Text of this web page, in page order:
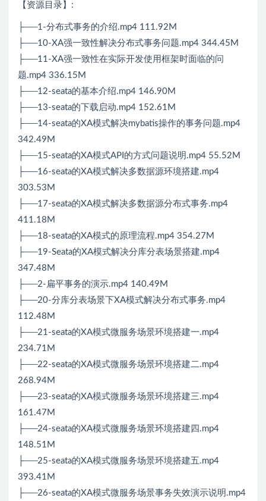
【资源目录】:
├──1-分布式事务的介绍.mp4 111.92M
├──10-XA强一致性解决分布式事务问题.mp4 344.45M
├──11-XA强一致性在实际开发使用框架时面临的问
题.mp4 336.15M
├──12-seata的基本介绍.mp4 146.90M
├──13-seata的下载启动.mp4 152.61M
├──14-seata的XA模式解决mybatis操作的事务问题.mp4
342.49M
├──15-seata的XA模式API的方式问题说明.mp4 55.52M
├──16-seata的XA模式解决多数据源环境搭建.mp4
303.53M
├──17-seata的XA模式解决多数据源分布式事务.mp4
411.18M
├──18-seata的XA模式的原理流程.mp4 354.27M
├──19-Seata的XA模式解决分库分表场景搭建.mp4
347.48M
├──2-扁平事务的演示.mp4 140.49M
├──20-分库分表场景下XA模式解决分布式事务.mp4
112.48M
├──21-seata的XA模式微服务场景环境搭建一.mp4
234.71M
├──22-seata的XA模式微服务场景环境搭建二.mp4
268.94M
├──23-seata的XA模式微服务场景环境搭建三.mp4
161.47M
├──24-seata的XA模式微服务场景环境搭建四.mp4
148.51M
├──25-seata的XA模式微服务场景环境搭建五.mp4
393.41M
├──26-seata的XA模式微服务场景事务失效演示说明.mp4